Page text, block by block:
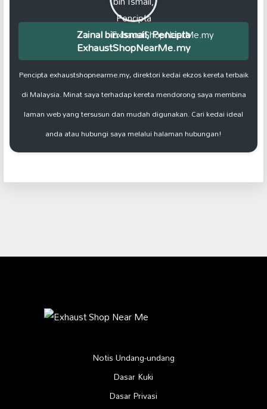
Zainal bin Ismail, Pencipta
ExhaustShopNearMe.my
Pencipta exhaustshopnearme.my, direktori kedai ekzos kereta terbaik
di Malaysia. Minat saya terhadap kereta mendorong saya membina
laman web yang tersusun dan mudah digunakan. Cari kedai ideal
anda atau hubungi saya melalui halaman hubungan!
Notis Undang-undang
Dasar Kuki
Dasar Privasi